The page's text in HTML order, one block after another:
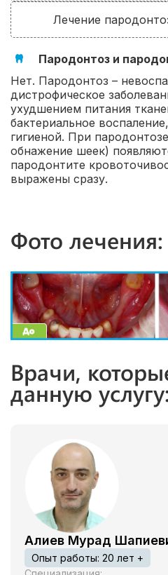
Лечение
Пародонтоз и
Нет. Пародонтоз –
дистрофическое
ухудшением питания
бактериальное
гигиеной. При
обнажение шеек)
пародонтите
выражены сразу.
Фото лечения:
Врачи,
данную услугу:
Алиев Мурад
Опыт работы: 20 лет +